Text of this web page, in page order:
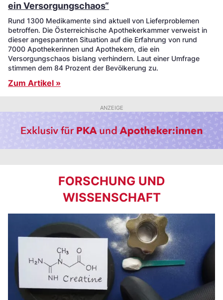
ein Versorgungschaos“
Rund 1300 Medikamente sind aktuell von Lieferproblemen
betroffen. Die Österreichische Apothekerkammer verweist in
dieser angespannten Situation auf die Erfahrung von rund
7000 Apothekerinnen und Apothekern, die ein
Versorgungschaos bislang verhindern. Laut einer Umfrage
stimmen dem 84 Prozent der Bevölkerung zu.
Zum Artikel »
ANZEIGE
FORSCHUNG UND
WISSENSCHAFT